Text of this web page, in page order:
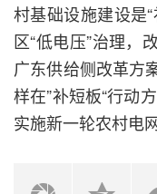
村基础设施建设是
区“低电压”治理，
广东供给侧改革方
样在”补短板“行动
实施新一轮农村电